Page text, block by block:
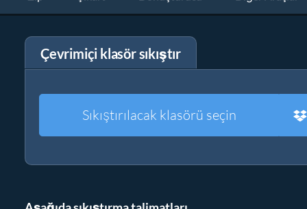
Çevrimiçi klasör sıkıştır
Sıkıştırılacak klasörü seçin